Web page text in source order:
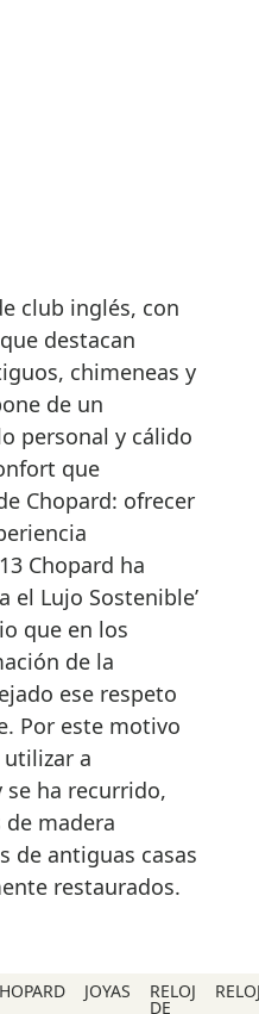
club inglés, con
destacan
chimeneas y
de un
personal y cálido
que
Chopard: ofrecer
Chopard ha
el Lujo Sostenible’
que en los
de la
ese respeto
Por este motivo
a
se ha recurrido,
madera
de antiguas casas
restaurados.
JOYAS RELOJ
DE